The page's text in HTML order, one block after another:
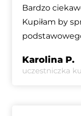
Bardzo
Kupiłam by
Karolina P.
uczestniczka